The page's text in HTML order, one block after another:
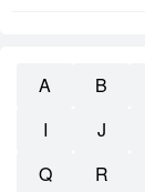
A B
I
J
Q
R